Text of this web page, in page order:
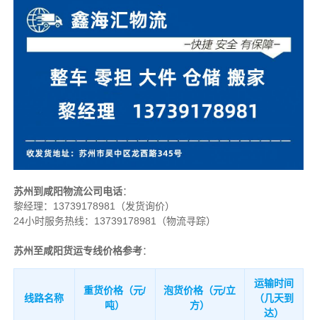
苏州到咸阳物流公司电话：
黎经理： 13739178981（发货询价）
24小时服务热线：13739178981（物流寻踪）
苏州至咸阳货运专线价格参考：
线路名称
重货价格（元/
吨）
泡货价格（元/立
方）
运输时间
（几天到
达）